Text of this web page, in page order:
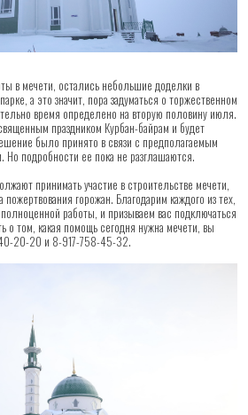
в мечети, остались небольшие доделки в
а это значит, пора задуматься о торжественном
время определено на вторую половину июля.
праздником Курбан-байрам и будет
было принято в связи с предполагаемым
подробности ее пока не разглашаются.
принимать участие в строительстве мечети,
горожан. Благодарим каждого из тех,
работы, и призываем вас подключаться
о том, какая помощь сегодня нужна мечети, вы
20-20 и 8-917-758-45-32.